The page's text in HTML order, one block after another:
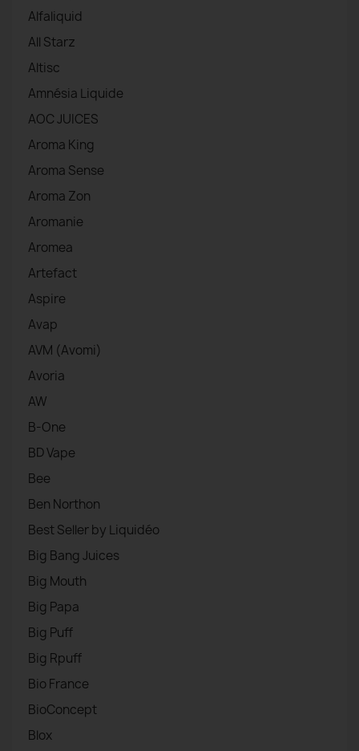
Alfaliquid
All Starz
Altisc
Amnésia Liquide
AOC JUICES
Aroma King
Aroma Sense
Aroma Zon
Aromanie
Aromea
Artefact
Aspire
Avap
AVM (Avomi)
Avoria
AW
B-One
BD Vape
Bee
Ben Northon
Best Seller by Liquidéo
Big Bang Juices
Big Mouth
Big Papa
Big Puff
Big Rpuff
Bio France
BioConcept
Blox